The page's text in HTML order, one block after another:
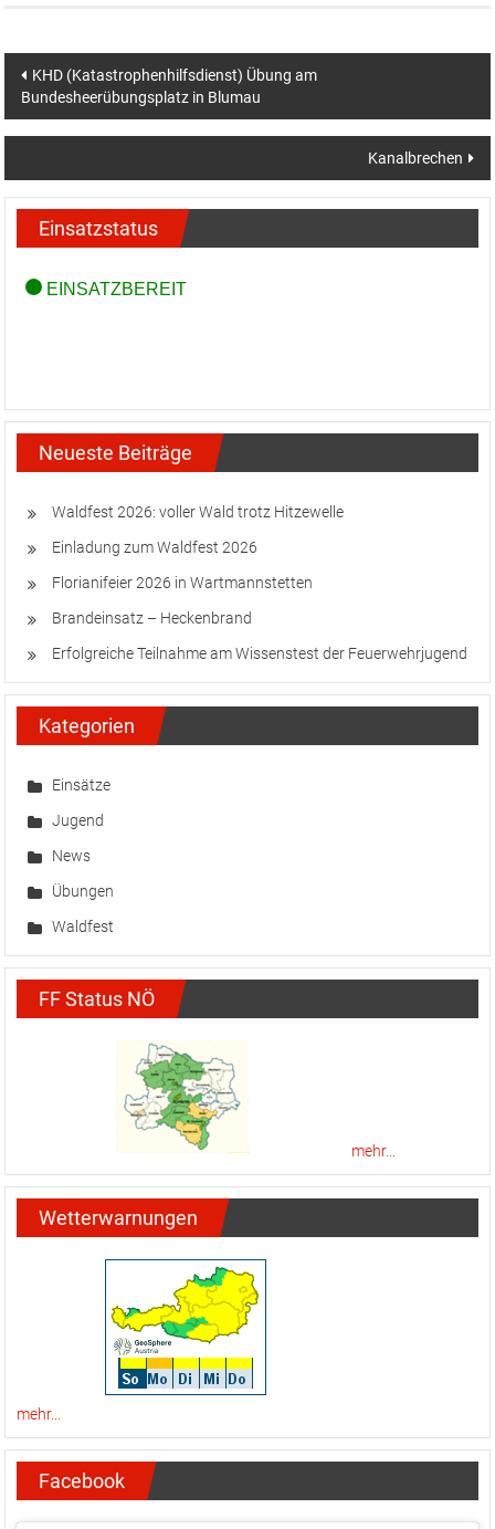
Beitragsnavigation
KHD (Katastrophenhilfsdienst) Übung am
Bundesheerübungsplatz in Blumau
Kanalbrechen
Einsatzstatus
Neueste Beiträge
Waldfest 2026: voller Wald trotz Hitzewelle
Einladung zum Waldfest 2026
Florianifeier 2026 in Wartmannstetten
Brandeinsatz – Heckenbrand
Erfolgreiche Teilnahme am Wissenstest der Feuerwehrjugend
Kategorien
Einsätze
Jugend
News
Übungen
Waldfest
FF Status NÖ
mehr...
Wetterwarnungen
mehr...
Facebook